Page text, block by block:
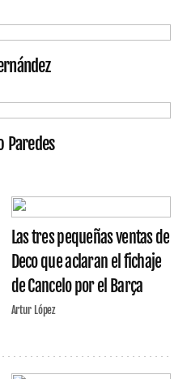
Paredes
Las tres pequeñas ventas de
Deco que aclaran el fichaje
de Cancelo por el Barça
Artur López